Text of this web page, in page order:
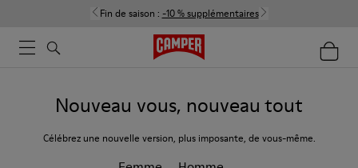
Fin de saison : -10 % supplémentaires
Nouveau vous, nouveau tout
Célébrez une nouvelle version, plus imposante, de vous-même.